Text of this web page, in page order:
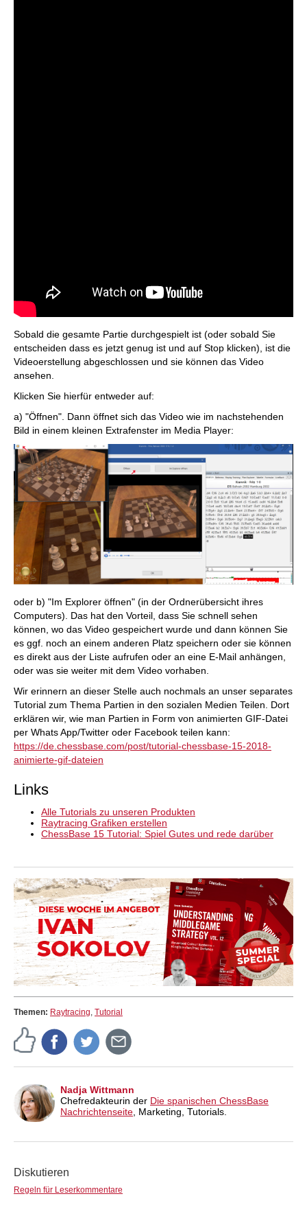
Sobald die gesamte Partie durchgespielt ist (oder sobald Sie
entscheiden dass es jetzt genug ist und auf Stop klicken), ist die
Videoerstellung abgeschlossen und sie können das Video
ansehen.
Klicken Sie hierfür entweder auf:
a) "Öffnen". Dann öffnet sich das Video wie im nachstehenden
Bild in einem kleinen Extrafenster im Media Player:
oder b) "Im Explorer öffnen" (in der Ordnerübersicht ihres
Computers). Das hat den Vorteil, dass Sie schnell sehen
können, wo das Video gespeichert wurde und dann können Sie
es ggf. noch an einem anderen Platz speichern oder sie können
es direkt aus der Liste aufrufen oder an eine E-Mail anhängen,
oder was sie weiter mit dem Video vorhaben.
Wir erinnern an dieser Stelle auch nochmals an unser separates
Tutorial zum Thema Partien in den sozialen Medien Teilen. Dort
erklären wir, wie man Partien in Form von animierten GIF-Datei
per Whats App/Twitter oder Facebook teilen kann:
https://de.chessbase.com/post/tutorial-chessbase-15-2018-
animierte-gif-dateien
Links
Alle Tutorials zu unseren Produkten
Raytracing Grafiken erstellen
ChessBase 15 Tutorial: Spiel Gutes und rede darüber
Themen: Raytracing, Tutorial
Nadja Wittmann
Chefredakteurin der Die spanischen ChessBase
Nachrichtenseite, Marketing, Tutorials.
Diskutieren
Regeln für Leserkommentare